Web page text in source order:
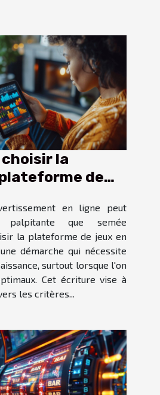
la
de
en ligne peut
palpitante que semée
la plateforme de jeux en
démarche qui nécessite
surtout lorsque l'on
Cet écriture vise à
les critères...